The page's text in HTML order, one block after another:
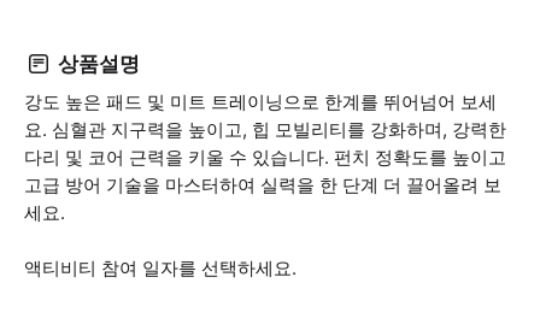
상품설명
강도 높은 패드 및 미트 트레이닝으로 한계를 뛰어넘어 보세
요. 심혈관 지구력을 높이고, 힙 모빌리티를 강화하며, 강력한
다리 및 코어 근력을 키울 수 있습니다. 펀치 정확도를 높이고
고급 방어 기술을 마스터하여 실력을 한 단계 더 끌어올려 보
세요.
액티비티 참여 일자를 선택하세요.